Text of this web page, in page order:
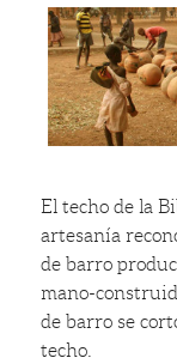
El techo de la
artesanía
de barro
mano-
de barro se
techo.